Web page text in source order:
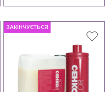
ЗАКІНЧУЄТЬСЯ